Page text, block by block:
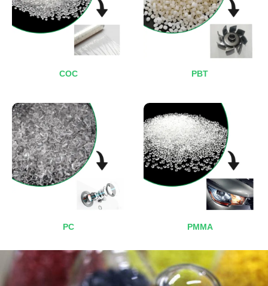
COC PBT
PC PMMA